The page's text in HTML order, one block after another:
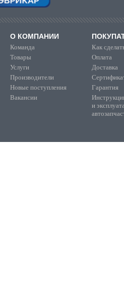
О КОМПАНИИ
Команда
Товары
Услуги
Производители
Новые поступления
Вакансии
Как
Оплата
Доставка
Гарантия
и